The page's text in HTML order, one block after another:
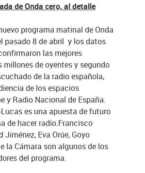
de Onda cero, al detalle
programa matinal de Onda
pasado 8 de abril y los datos
las mejores
de oyentes y segundo
de la radio española,
de los espacios
y Radio Nacional de España.
es una apuesta de futuro
de hacer radio.Francisco
Jiménez, Eva Orúe, Goyo
la Cámara son algunos de los
del programa.